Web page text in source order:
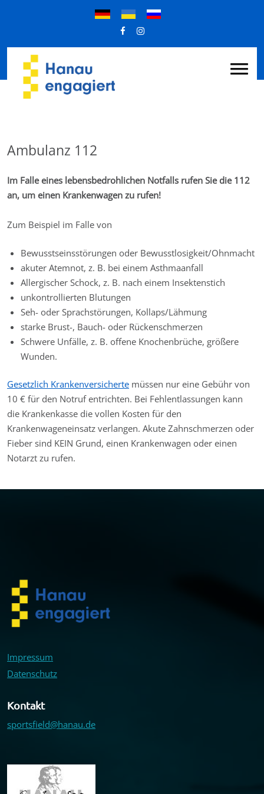
Ambulanz 112
Im Falle eines lebensbedrohlichen Notfalls rufen Sie die 112
an, um einen Krankenwagen zu rufen!
Zum Beispiel im Falle von
Bewusstseinsstörungen oder Bewusstlosigkeit/Ohnmacht
akuter Atemnot, z. B. bei einem Asthmaanfall
Allergischer Schock, z. B. nach einem Insektenstich
unkontrollierten Blutungen
Seh- oder Sprachstörungen, Kollaps/Lähmung
starke Brust-, Bauch- oder Rückenschmerzen
Schwere Unfälle, z. B. offene Knochenbrüche, größere
Wunden.
Gesetzlich Krankenversicherte müssen nur eine Gebühr von
10 € für den Notruf entrichten. Bei Fehlentlassungen kann
die Krankenkasse die vollen Kosten für den
Krankenwageneinsatz verlangen. Akute Zahnschmerzen oder
Fieber sind KEIN Grund, einen Krankenwagen oder einen
Notarzt zu rufen.
Impressum
Datenschutz
Kontakt
sportsfield@hanau.de